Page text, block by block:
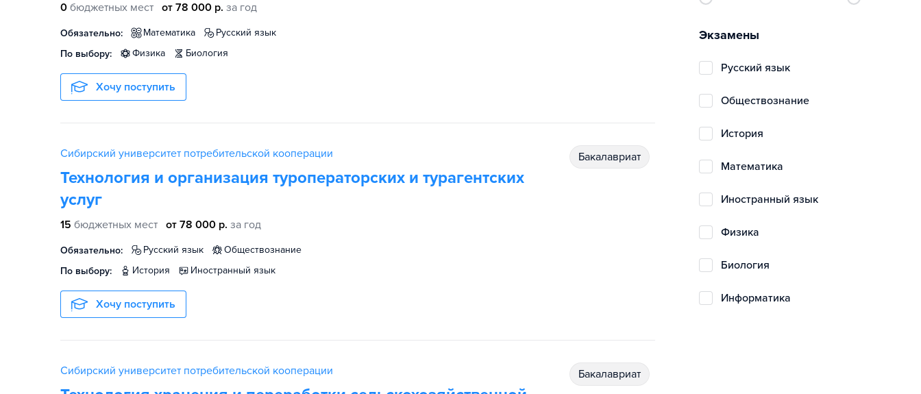
0 бюджетных мест от 78 000 р. за год
Обязательно: математика
русский язык
По выбору:
физика биология
Хочу поступить
Сибирский университет потребительской кооперации
Технология и организация туроператорских и турагентских
услуг
15 бюджетных мест от 78 000 р. за год
Обязательно: русский язык
обществознание
По выбору:
история иностранный язык
Хочу поступить
бакалавриат
Сибирский университет потребительской кооперации бакалавриат
Экзамены
русский язык
обществознание
история
математика
иностранный язык
физика
биология
информатика